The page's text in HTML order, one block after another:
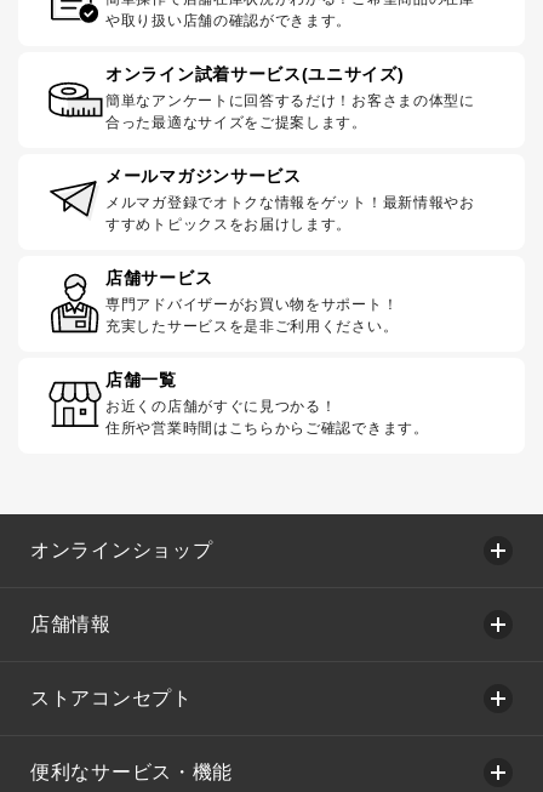
や取り扱い店舗の確認ができます。
オンライン試着サービス(ユニサイズ)
簡単なアンケートに回答するだけ！お客さまの体型に
合った最適なサイズをご提案します。
メールマガジンサービス
メルマガ登録でオトクな情報をゲット！最新情報やお
すすめトピックスをお届けします。
店舗サービス
専門アドバイザーがお買い物をサポート！
充実したサービスを是非ご利用ください。
店舗一覧
お近くの店舗がすぐに見つかる！
住所や営業時間はこちらからご確認できます。
オンラインショップ
店舗情報
ストアコンセプト
便利なサービス・機能